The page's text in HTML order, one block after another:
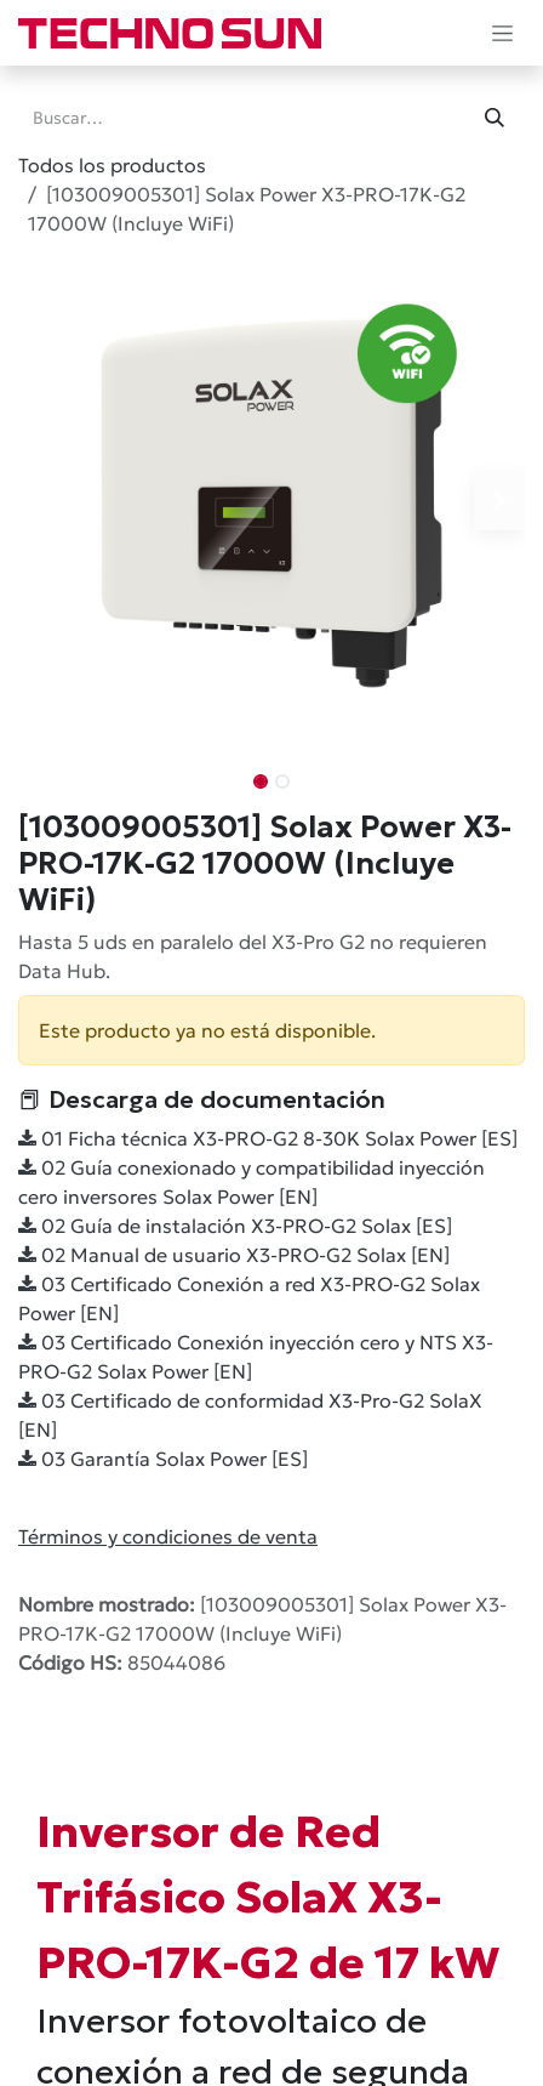
Ir al contenido
Todos los productos
[103009005301] Solax Power X3-PRO-17K-G2
17000W (Incluye WiFi)
[103009005301] Solax Power X3-
PRO-17K-G2 17000W (Incluye
WiFi)
Hasta 5 uds en paralelo del X3-Pro G2 no requieren
Data Hub.
Este producto ya no está disponible.
📕 Descarga de documentación
01 Ficha técnica X3-PRO-G2 8-30K Solax Power [ES]
02 Guía conexionado y compatibilidad inyección
cero inversores Solax Power [EN]
02 Guía de instalación X3-PRO-G2 Solax [ES]
02 Manual de usuario X3-PRO-G2 Solax [EN]
03 Certificado Conexión a red X3-PRO-G2 Solax
Power [EN]
03 Certificado Conexión inyección cero y NTS X3-
PRO-G2 Solax Power [EN]
03 Certificado de conformidad X3-Pro-G2 SolaX
[EN]
03 Garantía Solax Power [ES]
Términos y condiciones de venta
Nombre mostrado: [103009005301] Solax Power X3-
PRO-17K-G2 17000W (Incluye WiFi)
Código HS: 85044086
Inversor de Red
Trifásico SolaX X3-
PRO-17K-G2 de 17 kW
Inversor fotovoltaico de
conexión a red de segunda